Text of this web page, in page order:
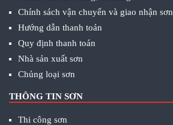
Chính sách vận chuyển và giao nhận sơn
Hướng dẫn thanh toán
Quy định thanh toán
Nhà sản xuất sơn
Chủng loại sơn
THÔNG TIN SƠN
Thi công sơn